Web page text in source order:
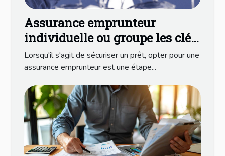
Assurance emprunteur
individuelle ou groupe les clés
pour choisir en fonction de son
profil
Lorsqu'il s'agit de sécuriser un prêt, opter pour une
assurance emprunteur est une étape...